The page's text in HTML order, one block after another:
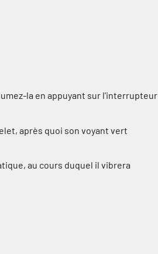
la en appuyant sur l'interrupteur
après quoi son voyant vert
au cours duquel il vibrera